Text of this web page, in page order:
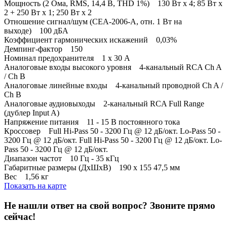
Мощность (2 Ома, RMS, 14,4 В, THD 1%) 130 Вт х 4; 85 Вт х
2 + 250 Вт х 1; 250 Вт х 2
Отношение сигнал/шум (CEA-2006-A, отн. 1 Вт на
выходе) 100 дБА
Коэффициент гармонических искажений 0,03%
Демпинг-фактор 150
Номинал предохранителя 1 х 30 А
Аналоговые входы высокого уровня 4-канальный RCA Ch A
/ Ch B
Аналоговые линейные входы 4-канальный проводной Ch A /
Ch B
Аналоговые аудиовыходы 2-канальный RCA Full Range
(дублер Input A)
Напряжение питания 11 - 15 В постоянного тока
Кроссовер Full Hi-Pass 50 - 3200 Гц @ 12 дБ/окт. Lo-Pass 50 -
3200 Гц @ 12 дБ/окт. Full Hi-Pass 50 - 3200 Гц @ 12 дБ/окт. Lo-
Pass 50 - 3200 Гц @ 12 дБ/окт.
Диапазон частот 10 Гц - 35 кГц
Габаритные размеры (ДхШхВ) 190 х 155 47,5 мм
Вес 1,56 кг
Показать на карте
Не нашли ответ на свой вопрос? Звоните прямо
сейчас!